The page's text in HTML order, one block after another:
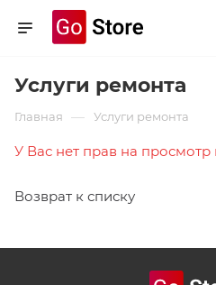
Услуги ремонта
Главная — Услуги ремонта
У Вас нет прав на просмотр
Возврат к списку